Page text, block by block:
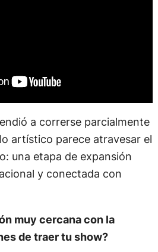
a correrse parcialmente
artístico parece atravesar el
una etapa de expansión
y conectada con
muy cercana con la
de traer tu show?